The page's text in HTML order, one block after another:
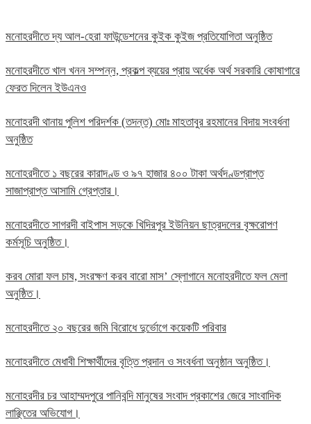
মনোহরদীতে দ্য আল-হেরা ফাউন্ডেশনের কুইক কুইজ প্রতিযোগিতা অনুষ্ঠিত
মনোহরদীতে খাল খনন সম্পন্ন, প্রকল্প ব্যয়ের প্রায় অর্ধেক অর্থ সরকারি কোষাগারে
ফেরত দিলেন ইউএনও
মনোহরদী থানায় পুলিশ পরিদর্শক (তদন্ত) মোঃ মাহতাবুর রহমানের বিদায় সংবর্ধনা
অনুষ্ঠিত
মনোহরদীতে ১ বছরের কারাদণ্ড ও ৯৭ হাজার ৪০০ টাকা অর্থদণ্ডপ্রাপ্ত
সাজাপ্রাপ্ত আসামি গ্রেপ্তার।
মনোহরদীতে সাগরদী বাইপাস সড়কে খিদিরপুর ইউনিয়ন ছাত্রদলের বৃক্ষরোপণ
কর্মসূচি অনুষ্ঠিত।
করব মোরা ফল চাষ, সংরক্ষণ করব বারো মাস’ স্লোগানে মনোহরদীতে ফল মেলা
অনুষ্ঠিত।
মনোহরদীতে ২০ বছরের জমি বিরোধে দুর্ভোগে কয়েকটি পরিবার
মনোহরদীতে মেধাবী শিক্ষার্থীদের বৃত্তি প্রদান ও সংবর্ধনা অনুষ্ঠান অনুষ্ঠিত।
মনোহরদীর চর আহাম্মদপুরে পানিবন্দি মানুষের সংবাদ প্রকাশের জেরে সাংবাদিক
লাঞ্ছিতের অভিযোগ।